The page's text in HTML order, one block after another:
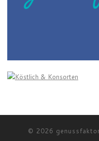
© 2026